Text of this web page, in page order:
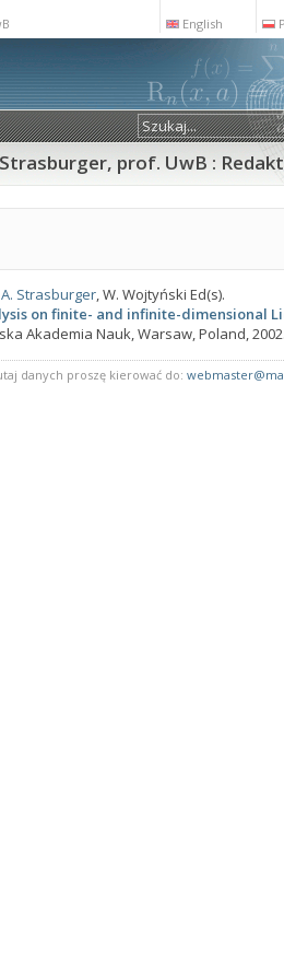
English
prof. UwB :
A. Strasburger, W. Wojtyński Ed(s).
on finite- and infinite-dimensional
Akademia Nauk, Warsaw, Poland, 2002.
danych proszę kierować do: